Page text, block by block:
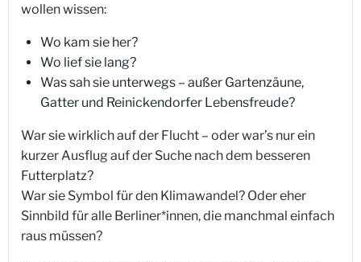
wollen wissen:
Wo kam sie her?
Wo lief sie lang?
Was sah sie unterwegs – außer Gartenzäune,
Gatter und Reinickendorfer Lebensfreude?
War sie wirklich auf der Flucht – oder war’s nur ein
kurzer Ausflug auf der Suche nach dem besseren
Futterplatz?
War sie Symbol für den Klimawandel? Oder eher
Sinnbild für alle Berliner*innen, die manchmal einfach
raus müssen?